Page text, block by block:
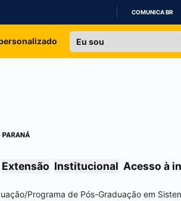
IR
COMUNICA BR
Extensão Institucional Acesso à
/Programa de Pós-Graduação em